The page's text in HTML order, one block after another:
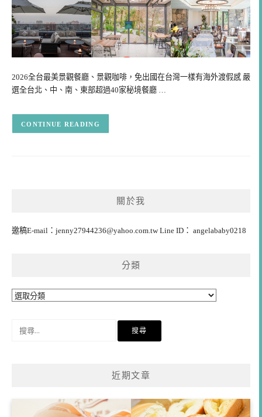
2026全台最美景觀餐廳、景觀咖啡，免出國在台灣一樣有海外渡假感 嚴
選全台北、中、南、東部超過40家秘境餐廳 …
CONTINUE READING
關於我
邀稿E-mail： jenny27944236@yahoo.com.twLine ID： angelababy0218
分類
分
近期文章